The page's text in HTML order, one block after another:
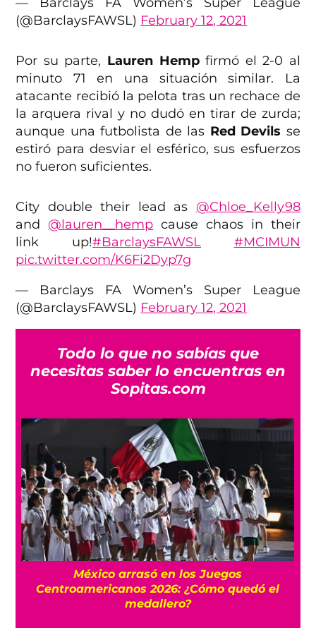
(@BarclaysFAWSL) February 12, 2021
Por su parte, Lauren Hempfirmó el 2-0 al
minuto 71 en una situación similar. La
atacante recibió la pelota tras un rechace de
la arquera rival y no dudó en tirar de zurda;
aunque una futbolista de las Red Devils se
estiró para desviar el esférico, sus esfuerzos
no fueron suficientes.
City double their lead as @Chloe_Kelly98
and @lauren__hemp cause chaos in their
link up!#BarclaysFAWSL
#MCIMUN
pic.twitter.com/K6Fi2Dyp7g
— Barclays FA Women’s Super League
(@BarclaysFAWSL) February 12, 2021
Todo lo que no sabías que
necesitas saber lo encuentras en
Sopitas.com
México arrasó en los Juegos
Centroamericanos 2026: ¿Cómo quedó el
medallero?